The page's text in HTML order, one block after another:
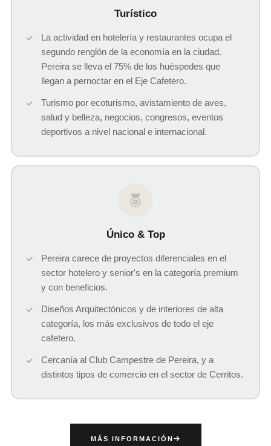
Turístico
La actividad en hotelería y restaurantes ocupa el
segundo renglón de la economía en la ciudad.
Pereira se lleva el 75% de los huéspedes que
llegan a pernoctar en el Eje Cafetero.
Turismo por ecoturismo, avistamiento de aves,
salud y belleza, negocios, congresos, eventos
deportivos a nivel nacional e internacional.
Único & Top
Pereira carece de proyectos diferenciales en el
sector hotelero y senior's en la categoría premium
y con beneficios.
Diseños Arquitectónicos y de interiores de alta
categoría, los más exclusivos de todo el eje
cafetero.
Cercanía al Club Campestre de Pereira, y a
distintos tipos de comercio en el sector de Cerritos.
MÁS INFORMACIÓN